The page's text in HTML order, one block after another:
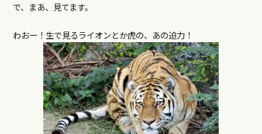
で、まあ、見てます。
わおー！生で見るライオンとか虎の、あの迫力！